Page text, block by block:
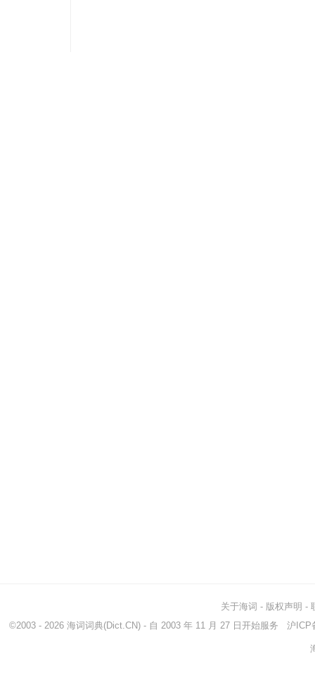
关于海词 - 版权声明 -
©2003 - 2026 海词词典(Dict.CN) - 自 2003 年 11 月 27 日开始服务 沪ICP